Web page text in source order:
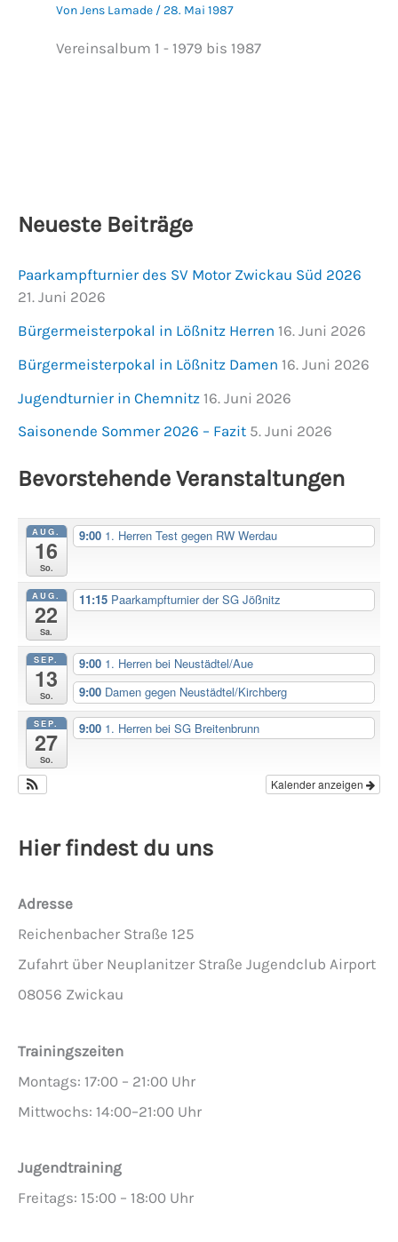
VonJens Lamade /28. Mai 1987
Vereinsalbum 1 - 1979 bis 1987
Neueste Beiträge
Paarkampfturnier des SV Motor Zwickau Süd 2026
21. Juni 2026
Bürgermeisterpokal in Lößnitz Herren 16. Juni 2026
Bürgermeisterpokal in Lößnitz Damen 16. Juni 2026
Jugendturnier in Chemnitz 16. Juni 2026
Saisonende Sommer 2026 – Fazit 5. Juni 2026
Bevorstehende Veranstaltungen
AUG.
16
So.
9:00 1. Herren Test gegen RW Werdau
AUG.
22
Sa.
11:15 Paarkampfturnier der SG Jößnitz
SEP.
13
So.
9:00 1. Herren bei Neustädtel/Aue
9:00 Damen gegen Neustädtel/Kirchberg
SEP.
27
So.
9:00 1. Herren bei SG Breitenbrunn
Kalender anzeigen
Hier findest du uns
Adresse
Reichenbacher Straße 125
Zufahrt über Neuplanitzer Straße Jugendclub Airport
08056 Zwickau
Trainingszeiten
Montags: 17:00 – 21:00 Uhr
Mittwochs: 14:00–21:00 Uhr
Jugendtraining
Freitags: 15:00 – 18:00 Uhr